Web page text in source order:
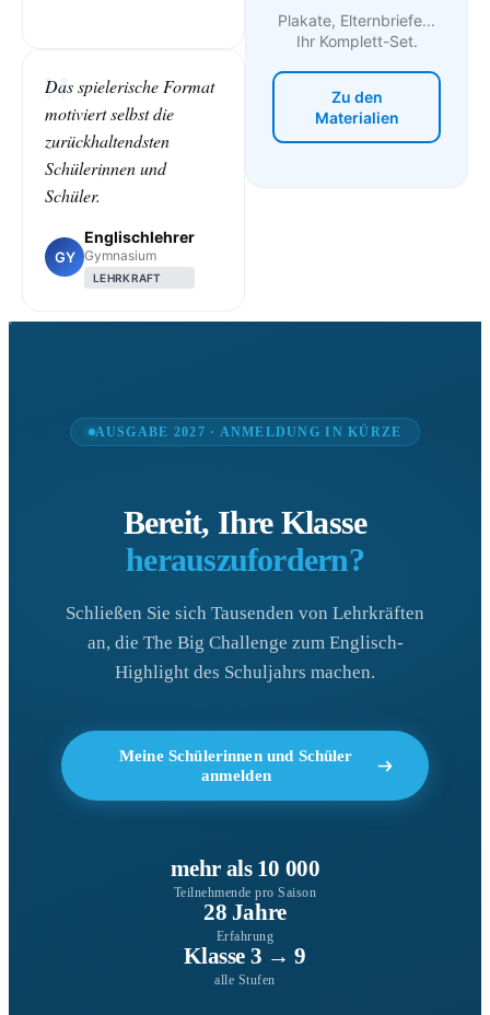
Das spielerische Format
motiviert selbst die
zurückhaltendsten
Schülerinnen und
Schüler.
GY
Englischlehrer
Gymnasium
LEHRKRAFT
Plakate, Elternbriefe...
Ihr Komplett-Set.
Zu den
Materialien
AUSGABE 2027 · ANMELDUNG IN KÜRZE
Bereit, Ihre Klasse
herauszufordern?
Schließen Sie sich Tausenden von Lehrkräften
an, die The Big Challenge zum Englisch-
Highlight des Schuljahrs machen.
Meine Schülerinnen und Schüler
anmelden
mehr als 10 000
Teilnehmende pro Saison
28 Jahre
Erfahrung
Klasse 3 → 9
alle Stufen